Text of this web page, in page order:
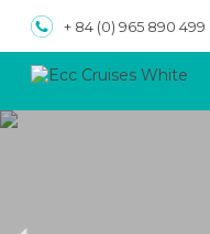
+ 84 (0) 965 890 499